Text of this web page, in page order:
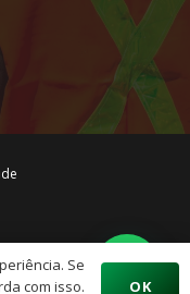
Se
com isso.
OK